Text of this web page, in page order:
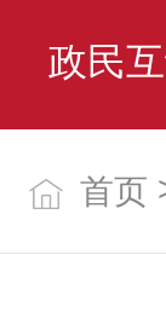
政民
首页